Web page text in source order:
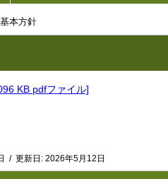
本方針
KB pdfファイル]
/ 更新日: 2026年5月12日